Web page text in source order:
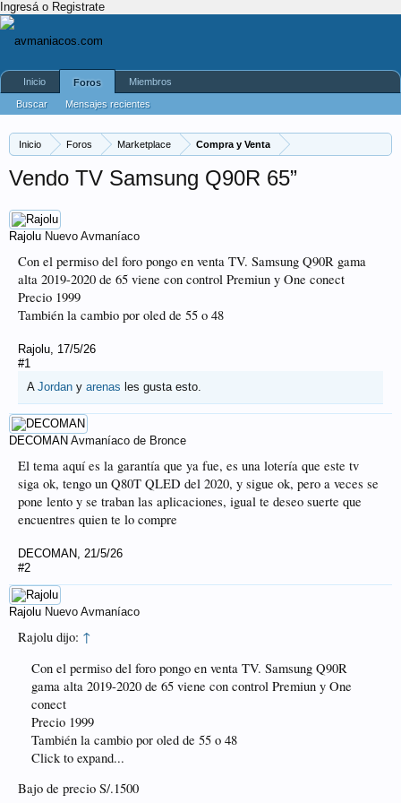
Ingresá o Registrate
Inicio Foros Marketplace Compra y Venta
Vendo TV Samsung Q90R 65”
Rajolu Nuevo Avmaníaco
Con el permiso del foro pongo en venta TV. Samsung Q90R gama
alta 2019-2020 de 65 viene con control Premiun y One conect
Precio 1999
También la cambio por oled de 55 o 48
Rajolu, 17/5/26
#1
A Jordan y arenas les gusta esto.
DECOMAN Avmaníaco de Bronce
El tema aquí es la garantía que ya fue, es una lotería que este tv
siga ok, tengo un Q80T QLED del 2020, y sigue ok, pero a veces se
pone lento y se traban las aplicaciones, igual te deseo suerte que
encuentres quien te lo compre
DECOMAN, 21/5/26
#2
Rajolu Nuevo Avmaníaco
Rajolu dijo: ↑
Con el permiso del foro pongo en venta TV. Samsung Q90R
gama alta 2019-2020 de 65 viene con control Premiun y One
conect
Precio 1999
También la cambio por oled de 55 o 48
Click to expand...
Bajo de precio S/.1500
Inicio
Foros
Buscar
Mensajes recientes
Miembros